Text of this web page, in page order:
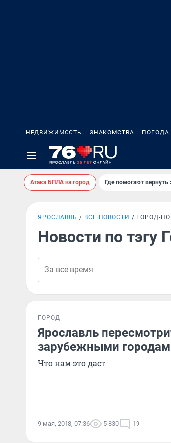
НЕДВИЖИМОСТЬ ЗНАКОМСТВА ПОГОДА
Атака БПЛА на город Где помогают вернуть
ЯРОСЛАВЛЬ ВСЕ НОВОСТИ ГОРОД-
Новости по тэгу
ГОРОД
Ярославль
зарубежными
Что нам это даст
9 мая, 2018, 07:36 5 830 19